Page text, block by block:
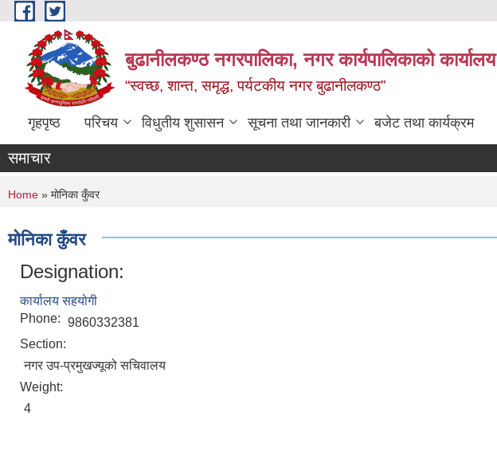
Skip to main content
बुढानीलकण्ठ नगरपालिका, नगर कार्यपालिकाको कार्यालय
“स्वच्छ, शान्त, समृद्ध, पर्यटकीय नगर बुढानीलकण्ठ”
गृहपृष्ठ परिचय विधुतीय शुसासन सूचना तथा जानकारी बजेट तथा कार्यक्रम
समाचार
You are here
Home » मोनिका कुँवर
मोनिका कुँवर
Designation:
कार्यालय सहयोगी
Phone: 9860332381
Section:
नगर उप-प्रमुखज्यूको सचिवालय
Weight:
4